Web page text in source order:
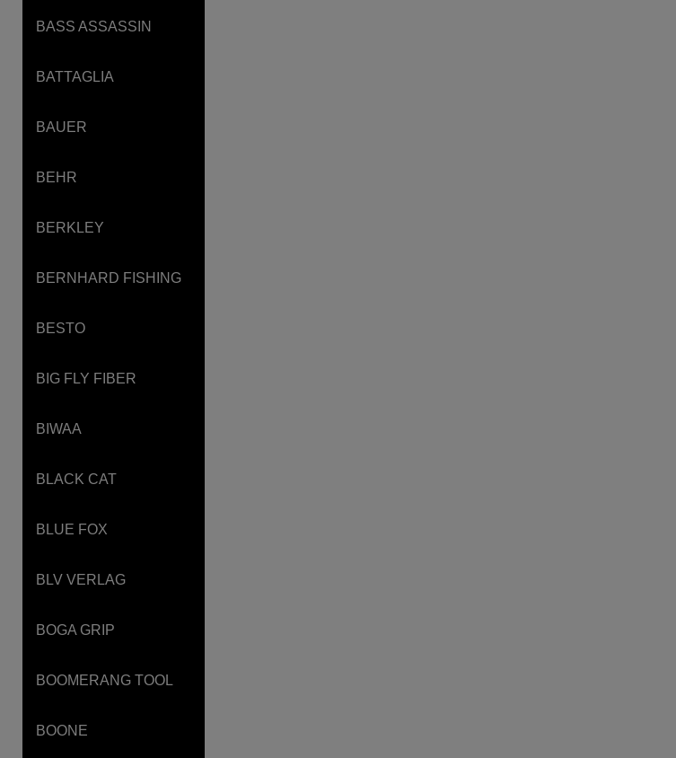
BASS ASSASSIN
BATTAGLIA
BAUER
BEHR
BERKLEY
BERNHARD FISHING
BESTO
BIG FLY FIBER
BIWAA
BLACK CAT
BLUE FOX
BLV VERLAG
BOGA GRIP
BOOMERANG TOOL
BOONE